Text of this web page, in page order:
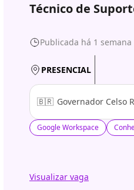
Técnico de
Publicada há 1 semana
PRESENCIAL
🇧🇷 Governador Celso
Google Workspace
Visualizar vaga